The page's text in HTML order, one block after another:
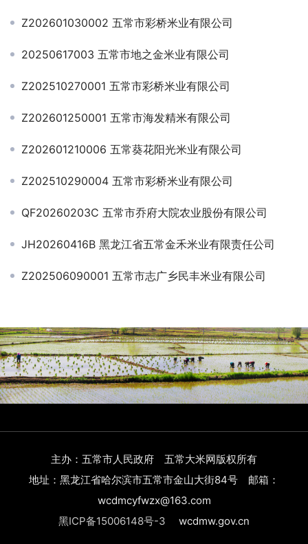
Z202601030002 五常市彩桥米业有限公司
20250617003 五常市地之金米业有限公司
Z202510270001 五常市彩桥米业有限公司
Z202601250001 五常市海发精米有限公司
Z202601210006 五常葵花阳光米业有限公司
Z202510290004 五常市彩桥米业有限公司
QF20260203C 五常市乔府大院农业股份有限公司
JH20260416B 黑龙江省五常金禾米业有限责任公司
Z202506090001 五常市志广乡民丰米业有限公司
主办：五常市人民政府 五常大米网版权所有
地址：黑龙江省哈尔滨市五常市金山大街84号 邮箱：
wcdmcyfwzx@163.com
黑ICP备15006148号-3 wcdmw.gov.cn